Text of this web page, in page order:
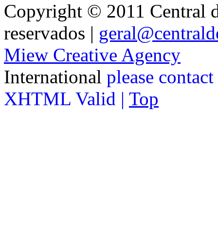
Copyright © 2011 Central
reservados |
Miew Creative Agency
International please
XHTML Valid | Top